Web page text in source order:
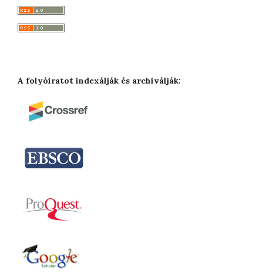
A folyóiratot indexálják és archiválják: